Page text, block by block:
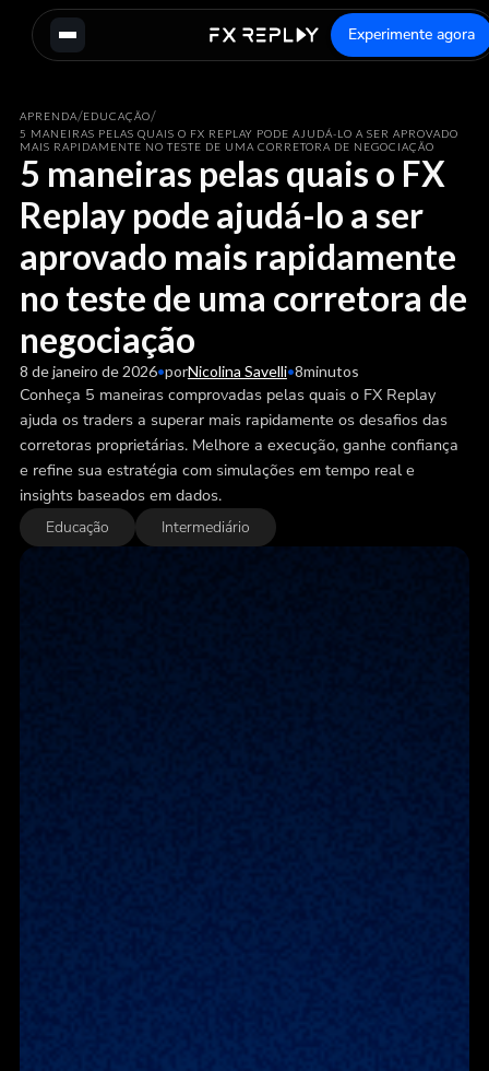
Experimente agora
APRENDA/EDUCAÇÃO/
5 MANEIRAS PELAS QUAIS O FX REPLAY PODE AJUDÁ-LO A SER APROVADO
MAIS RAPIDAMENTE NO TESTE DE UMA CORRETORA DE NEGOCIAÇÃO
5 maneiras pelas quais o FX
Replay pode ajudá-lo a ser
aprovado mais rapidamente
no teste de uma corretora de
negociação
8 de janeiro de 2026•porNicolina Savelli•8minutos
Conheça 5 maneiras comprovadas pelas quais o FX Replay
ajuda os traders a superar mais rapidamente os desafios das
corretoras proprietárias. Melhore a execução, ganhe confiança
e refine sua estratégia com simulações em tempo real e
insights baseados em dados.
Educação Intermediário